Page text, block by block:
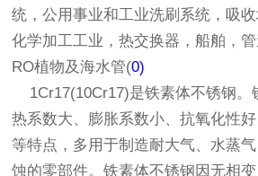
统，公用事业和工业洗刷系统，吸
化学加工工业，热交换器，船舶，
RO植物及海水管(0)
1Cr17(10Cr17)是铁素体不锈钢。
热系数大、膨胀系数小、抗氧化性
等特点，多用于制造耐大气、水蒸
蚀的零部件。铁素体不锈钢因无相